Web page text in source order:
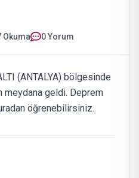
Okuma 0 Yorum
(ANTALYA) bölgesinde
meydana geldi. Deprem
öğrenebilirsiniz.